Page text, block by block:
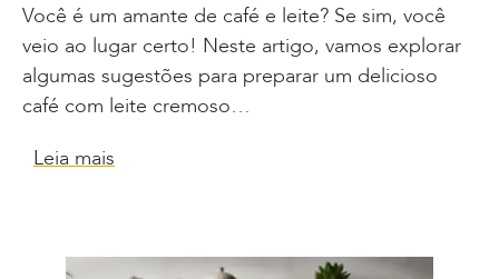
Você é um amante de café e leite? Se sim, você
veio ao lugar certo! Neste artigo, vamos explorar
algumas sugestões para preparar um delicioso
café com leite cremoso…
Leia mais